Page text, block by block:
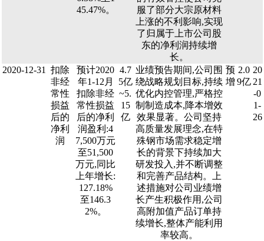
45.47%。
服了部分大宗原材料
上涨的不利影响,实现
了归属于上市公司股
东的净利润持续增
长。
2020-12-31
扣除
非经
常性
损益
后的
净利
润
预计2020
年1-12月
扣除非经
常性损益
后的净利
润盈利:4
7,500万元
至51,500
万元,同比
上年增长:
127.18%
至146.3
2%。
4.7
5亿
~5.
15
亿
业绩预告期间,公司围
绕战略规划目标,持续
优化内控管理,严格控
制制造成本,降本增效
效果显著。公司坚持
高质量发展理念,在特
殊钢市场需求稳定增
长的背景下持续加大
研发投入,并不断调整
和完善产品结构。上
述措施对公司业绩增
长产生积极作用,公司
高附加值产品订单持
续增长,整体产能利用
率较高。
预
增
2.0
9亿
20
21
-0
1-
26